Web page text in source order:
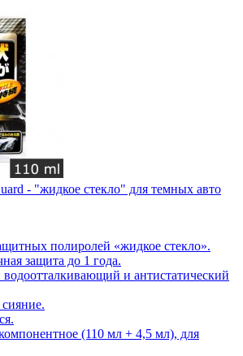
- "жидкое стекло" для темных авто
полиролей «жидкое стекло».
защита до 1 года.
и антистатический
(110 мл + 4,5 мл), для